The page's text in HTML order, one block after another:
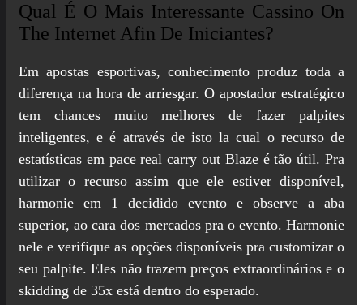
Qual É O Mais Interessante Cassino On
The Internet Afin De Iniciantes?
Em apostas esportivas, conhecimento produz toda a
diferença na hora de arriesgar. O apostador estratégico
tem chances muito melhores de fazer palpites
inteligentes, e é através de isto la cual o recurso de
estatísticas em pace real carry out Blaze é tão útil. Pra
utilizar o recurso assim que ele estiver disponível,
harmonie em 1 decidido evento e observe a aba
superior, ao cara dos mercados pra o evento. Harmonie
nele e verifique as opções disponíveis pra customizar o
seu palpite. Eles não trazem preços extraordinários e o
skidding de 35x está dentro do esperado.